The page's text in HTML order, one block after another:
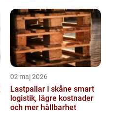
02 maj 2026
Lastpallar i skåne smart
logistik, lägre kostnader
och mer hållbarhet